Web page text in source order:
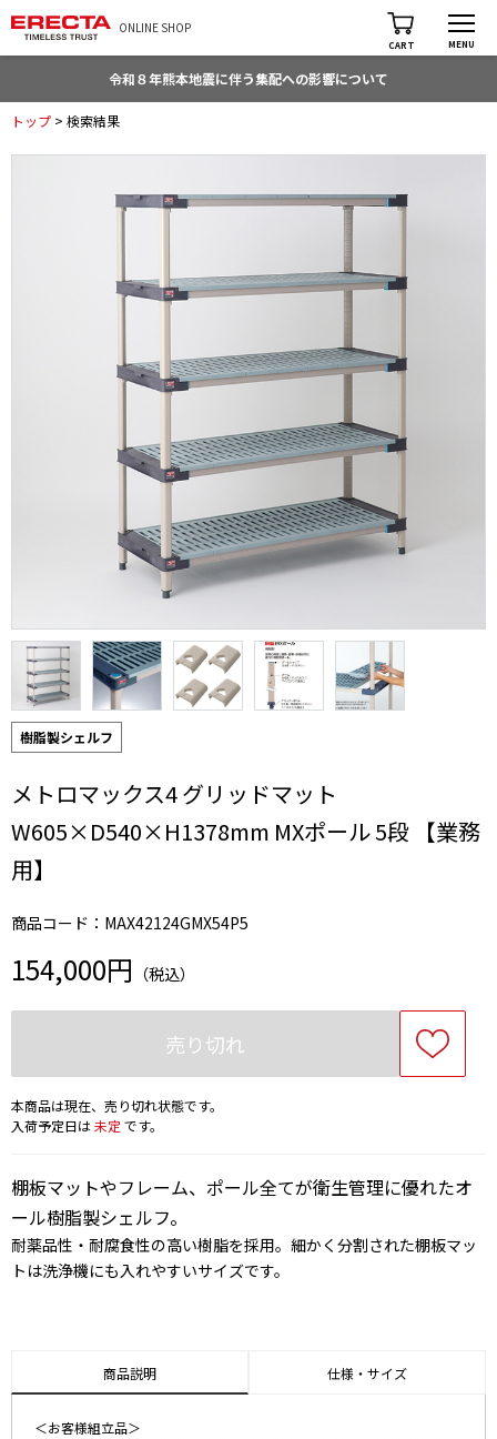
ONLINE SHOP
CART MENU
令和８年熊本地震に伴う集配への影響について
トップ > 検索結果
樹脂製シェルフ
メトロマックス4 グリッドマット
W605×D540×H1378mm MXポール 5段 【業務
用】
商品コード：MAX42124GMX54P5
154,000円 （税込）
売り切れ
本商品は現在、売り切れ状態です。
入荷予定日は未定 です。
棚板マットやフレーム、ポール全てが衛生管理に優れたオ
ール樹脂製シェルフ。
耐薬品性・耐腐食性の高い樹脂を採用。細かく分割された棚板マッ
トは洗浄機にも入れやすいサイズです。
商品説明 仕様・サイズ
＜お客様組立品＞